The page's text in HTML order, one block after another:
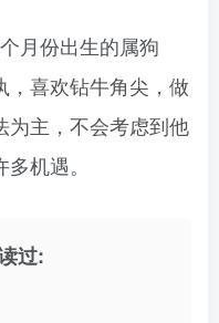
月份出生的属狗
，喜欢钻牛角尖，做
为主，不会考虑到他
机遇。
过: